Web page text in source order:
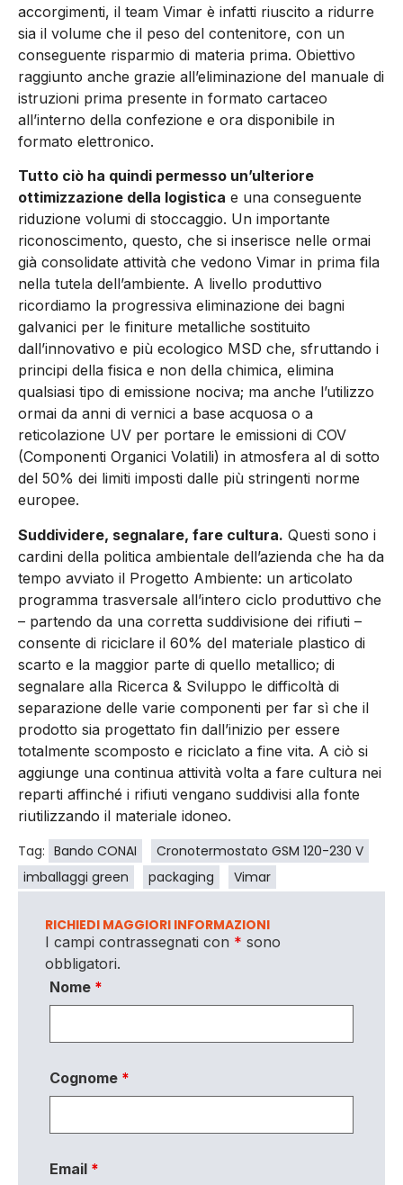
accorgimenti, il team Vimar è infatti riuscito a ridurre
sia il volume che il peso del contenitore, con un
conseguente risparmio di materia prima. Obiettivo
raggiunto anche grazie all’eliminazione del manuale di
istruzioni prima presente in formato cartaceo
all’interno della confezione e ora disponibile in
formato elettronico.
Tutto ciò ha quindi permesso un’ulteriore
ottimizzazione della logistica e una conseguente
riduzione volumi di stoccaggio. Un importante
riconoscimento, questo, che si inserisce nelle ormai
già consolidate attività che vedono Vimar in prima fila
nella tutela dell’ambiente. A livello produttivo
ricordiamo la progressiva eliminazione dei bagni
galvanici per le finiture metalliche sostituito
dall’innovativo e più ecologico MSD che, sfruttando i
principi della fisica e non della chimica, elimina
qualsiasi tipo di emissione nociva; ma anche l’utilizzo
ormai da anni di vernici a base acquosa o a
reticolazione UV per portare le emissioni di COV
(Componenti Organici Volatili) in atmosfera al di sotto
del 50% dei limiti imposti dalle più stringenti norme
europee.
Suddividere, segnalare, fare cultura. Questi sono i
cardini della politica ambientale dell’azienda che ha da
tempo avviato il Progetto Ambiente: un articolato
programma trasversale all’intero ciclo produttivo che
– partendo da una corretta suddivisione dei rifiuti –
consente di riciclare il 60% del materiale plastico di
scarto e la maggior parte di quello metallico; di
segnalare alla Ricerca & Sviluppo le difficoltà di
separazione delle varie componenti per far sì che il
prodotto sia progettato fin dall’inizio per essere
totalmente scomposto e riciclato a fine vita. A ciò si
aggiunge una continua attività volta a fare cultura nei
reparti affinché i rifiuti vengano suddivisi alla fonte
riutilizzando il materiale idoneo.
Tag: Bando CONAI
Cronotermostato GSM 120-230 V
imballaggi green
packaging Vimar
RICHIEDI MAGGIORI INFORMAZIONI
I campi contrassegnati con * sono
obbligatori.
Nome *
Cognome *
Email *